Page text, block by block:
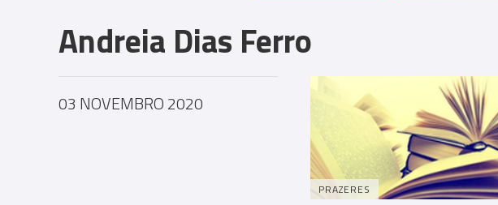
Andreia Dias Ferro
03 NOVEMBRO 2020
PRAZERES